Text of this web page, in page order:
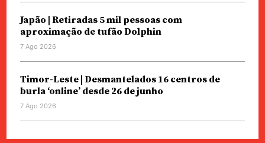
Japão | Retiradas 5 mil pessoas com
aproximação de tufão Dolphin
7 Ago 2026
Timor-Leste | Desmantelados 16 centros de
burla ‘online’ desde 26 de junho
7 Ago 2026